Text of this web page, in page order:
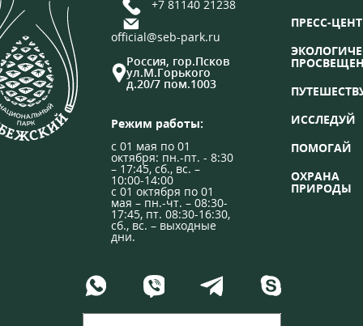
+7 81140 21238
official@seb-park.ru
Россия, гор.Псков
ул.М.Горького
д.20/7 пом.1003
Режим работы:
с 01 мая по 01
октября: пн.-пт. - 8:30
– 17:45, сб., вс. –
10:00-14:00
с 01 октября по 01
мая – пн.-чт. – 08:30-
17:45, пт. 08:30-16:30,
сб., вс. – выходные
дни.
ПРЕСС-
ИССЛЕДУЙ
ПОМОГАЙ
ОХРАНА
ПРИРОДЫ